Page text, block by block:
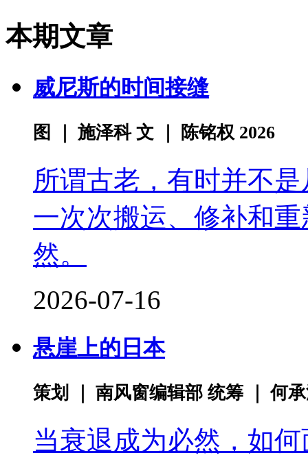
本期文章
威尼斯的时间接缝
图 ｜ 施泽科 文 ｜ 陈铭权 2026
所谓古老，有时并不
一次次搬运、修补和
然。
2026-07-16
悬崖上的日本
策划 ｜ 南风窗编辑部 统筹 ｜ 何
当衰退成为必然，如